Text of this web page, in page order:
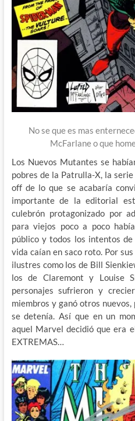
No se que es mas
McFarlane o que
Los Nuevos Mutantes se
pobres de la Patrulla-X, la
off de lo que se acabaría
importante de la editorial
culebrón protagonizado por
para viejos poco a poco
público y todos los intentos
vida caían en saco roto. Por
ilustres como los de Bill
los de Claremont y Louise
personajes sufrieron y
miembros y ganó otros
se detenía. Así que en un
aquel Marvel decidió que era
EXTREMAS…